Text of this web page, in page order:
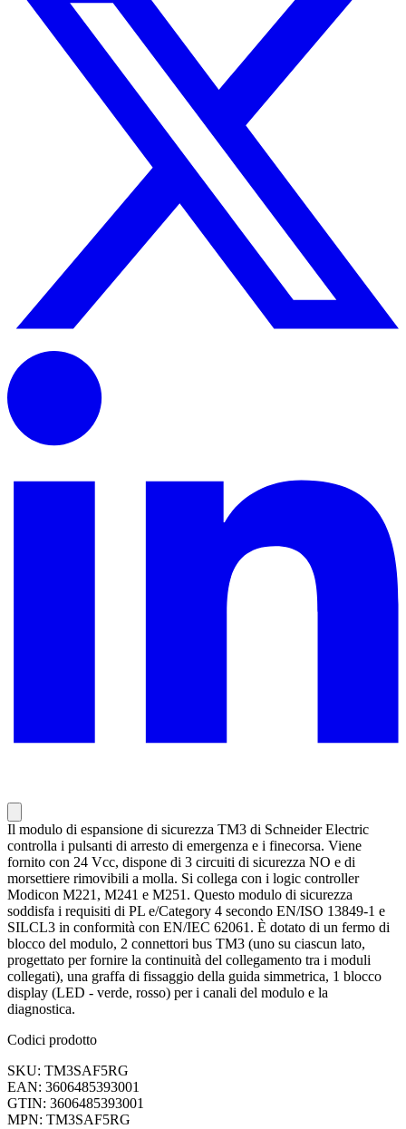
Il modulo di espansione di sicurezza TM3 di Schneider Electric
controlla i pulsanti di arresto di emergenza e i finecorsa. Viene
fornito con 24 Vcc, dispone di 3 circuiti di sicurezza NO e di
morsettiere rimovibili a molla. Si collega con i logic controller
Modicon M221, M241 e M251. Questo modulo di sicurezza
soddisfa i requisiti di PL e/Category 4 secondo EN/ISO 13849-1 e
SILCL3 in conformità con EN/IEC 62061. È dotato di un fermo di
blocco del modulo, 2 connettori bus TM3 (uno su ciascun lato,
progettato per fornire la continuità del collegamento tra i moduli
collegati), una graffa di fissaggio della guida simmetrica, 1 blocco
display (LED - verde, rosso) per i canali del modulo e la
diagnostica.
Codici prodotto
SKU: TM3SAF5RG
EAN: 3606485393001
GTIN: 3606485393001
MPN: TM3SAF5RG